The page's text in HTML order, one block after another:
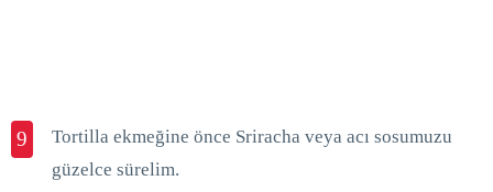
9
Tortilla ekmeğine önce Sriracha veya acı sosumuzu
güzelce sürelim.